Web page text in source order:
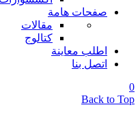
صفحات هامة
مقالات
كتالوج
اطلب معاينة
اتصل بنا
0
Back to Top